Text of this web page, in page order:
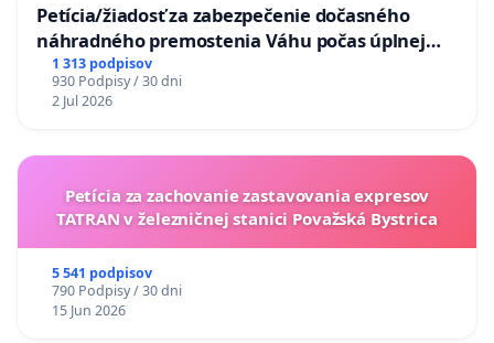
Petícia/žiadosť za zabezpečenie dočasného
náhradného premostenia Váhu počas úplnej
uzávery Vážskeho mosta v Komárne
1 313 podpisov
930 Podpisy / 30 dni
2 Jul 2026
Petícia za zachovanie zastavovania expresov
TATRAN v železničnej stanici Považská Bystrica
5 541 podpisov
790 Podpisy / 30 dni
15 Jun 2026